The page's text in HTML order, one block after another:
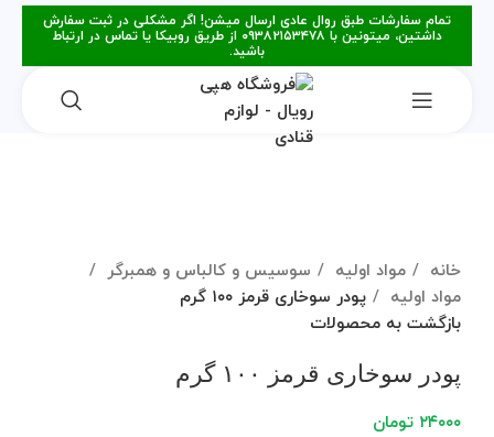
تمام سفارشات طبق روال عادی ارسال میشن! اگر مشکلی در ثبت سفارش
داشتین، میتونین با ۰۹۳۸۲۱۵۳۴۷۸ از طریق روبیکا یا تماس در ارتباط
باشید.
خانه
مواد اولیه
سوسیس و کالباس و همبرگر
مواد اولیه
پودر سوخاری قرمز ۱۰۰ گرم
بازگشت به محصولات
پودر سوخاری قرمز ۱۰۰ گرم
۲۴۰۰۰ تومان